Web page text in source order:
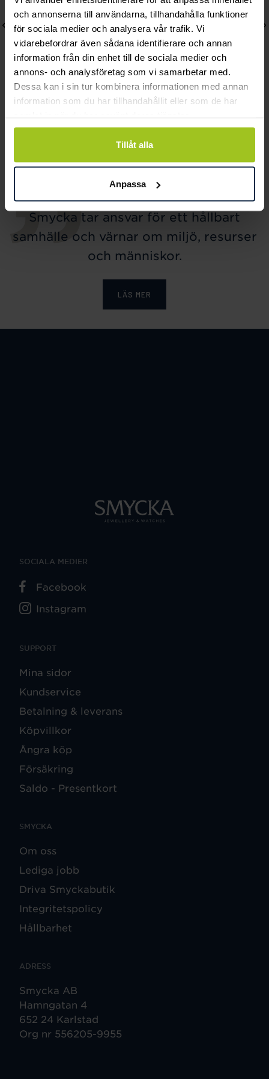
och annonserna till användarna, tillhandahålla funktioner
för sociala medier och analysera vår trafik. Vi
vidarebefordrar även sådana identifierare och annan
information från din enhet till de sociala medier och
annons- och analysföretag som vi samarbetar med.
Dessa kan i sin tur kombinera informationen med annan
information som du har tillhandahållit eller som de har
Tillåt alla
Anpassa
CALLUM Armband 22cm
EBBE armband 14cm
Pris
299 kr
Smycka tar ansvar för ett hållbart
samhälle och värnar om miljö, resurser
och människor.
LÄS MER
SUPPORT
Mina sidor
Kundservice
Betalning & leverans
Köpvillkor
Ångra köp
Försäkring
Saldo - Presentkort
SMYCKA
Om oss
Lediga jobb
Driva Smyckabutik
Integritetspolicy
Hållbarhet
ADRESS
Smycka AB
Hamngatan 4
652 24 Karlstad
Org nr 556205-9955
SOCIALA MEDIER
Facebook
Instagram